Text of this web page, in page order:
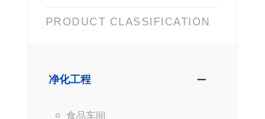
PRODUCT CLASSIFICATION
净化工程
食品车间